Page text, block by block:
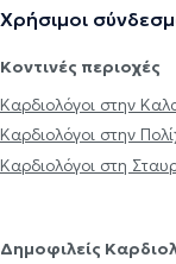
Χρήσιμοι
Κοντινές περιοχές
Καρδιολόγοι στην
Καρδιολόγοι στην
Καρδιολόγοι στη
Δημοφιλείς